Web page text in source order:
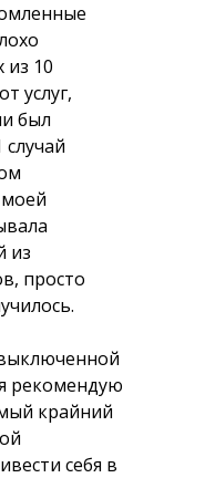
из 10
услуг,
был
из
просто
рекомендую
крайний
себя в